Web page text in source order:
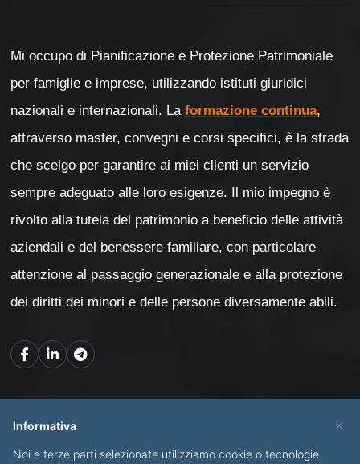
Mi occupo di Pianificazione e Protezione Patrimoniale
per famiglie e imprese, utilizzando istituti giuridici
nazionali e internazionali. La formazione continua,
attraverso master, convegni e corsi specifici, è la strada
che scelgo per garantire ai miei clienti un servizio
sempre adeguato alle loro esigenze. Il mio impegno è
rivolto alla tutela del patrimonio a beneficio delle attività
aziendali e del benessere familiare, con particolare
attenzione al passaggio generazionale e alla protezione
dei diritti dei minori e delle persone diversamente abili.
CHI SONO SERVIZI
×
Informativa
Noi e terze parti selezionate utilizziamo cookie o tecnologie